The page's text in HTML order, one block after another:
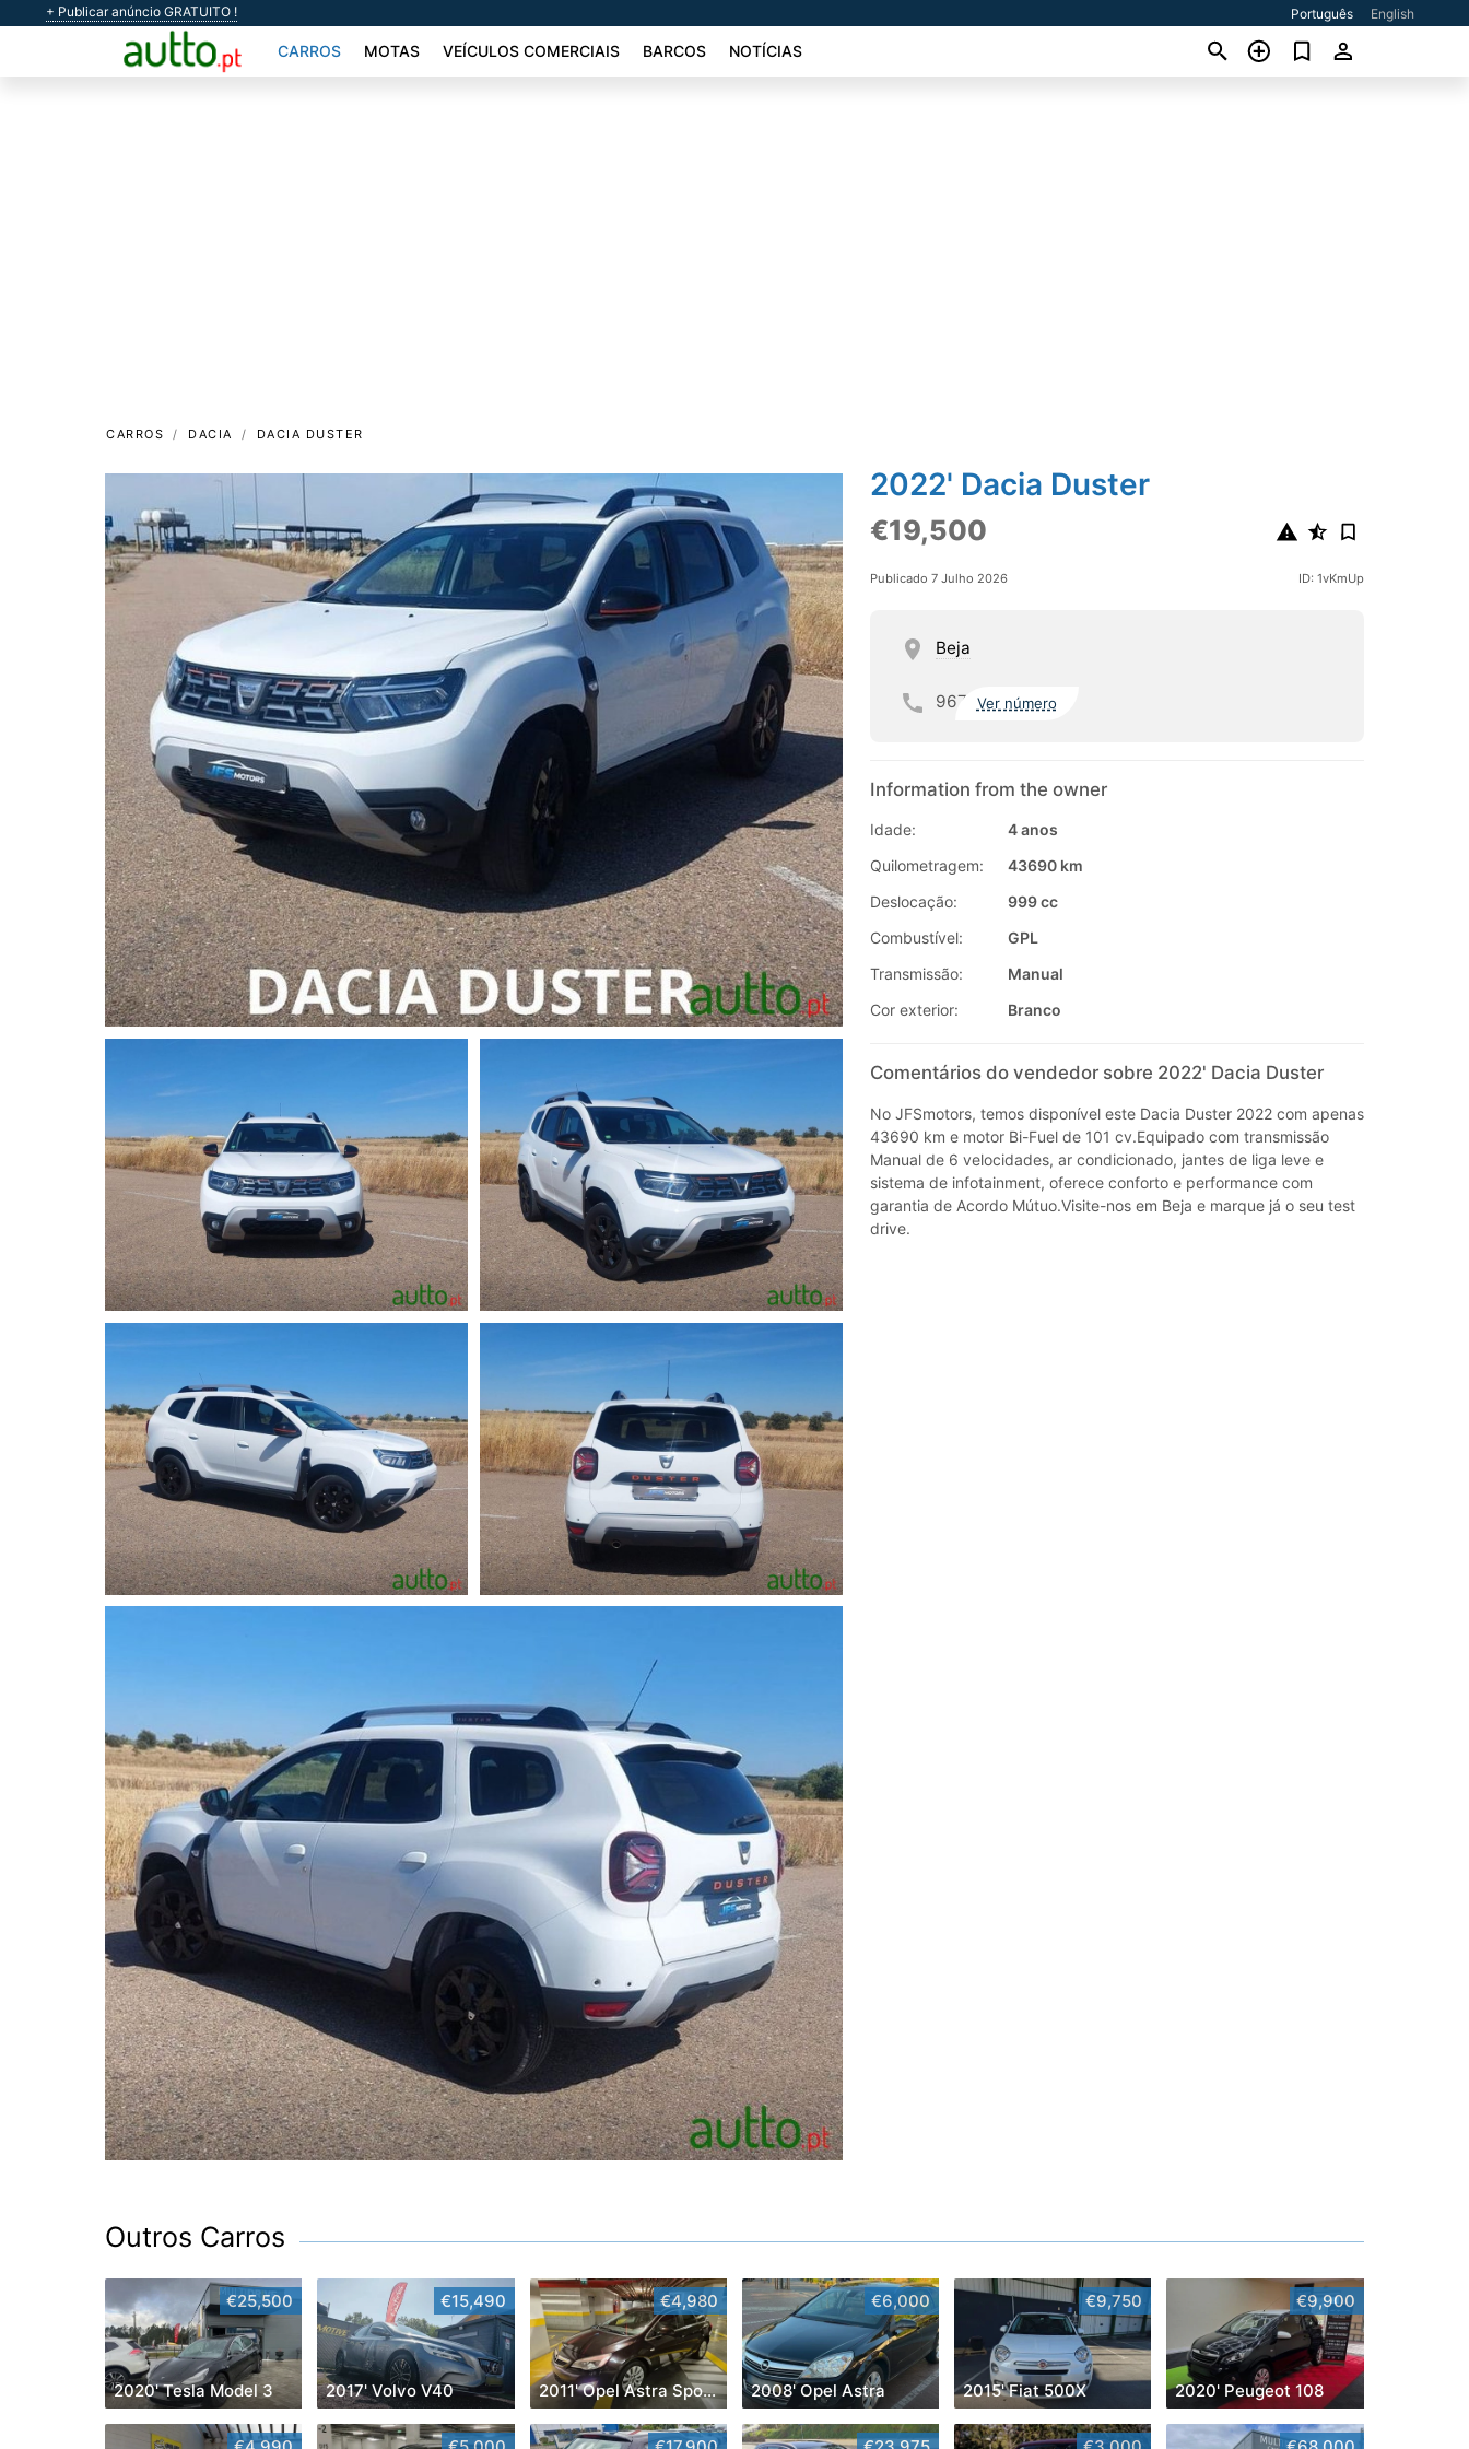
+ Publicar anúncio GRATUITO ! Português English
CARROS MOTAS VEÍCULOS COMERCIAIS BARCOS NOTÍCIAS
CARROS DACIA DACIA DUSTER
2022' Dacia Duster
€19,500
Publicado 7 Julho 2026 ID: 1vKmUp
Beja
967 Ver número
Information from the owner
Idade:
4 anos
Quilometragem:
43690 km
Deslocação:
999 cc
Combustível:
GPL
Transmissão:
Manual
Cor exterior:
Branco
Comentários do vendedor sobre 2022' Dacia Duster
No JFSmotors, temos disponível este Dacia Duster 2022 com apenas
43690 km e motor Bi-Fuel de 101 cv.Equipado com transmissão
Manual de 6 velocidades, ar condicionado, jantes de liga leve e
sistema de infotainment, oferece conforto e performance com
garantia de Acordo Mútuo.Visite-nos em Beja e marque já o seu test
drive.
Outros Carros
€25,500
2020' Tesla Model 3
€15,490
2017' Volvo V40
€4,980
2011' Opel Astra Sports Tourer
€6,000
2008' Opel Astra
€9,750
2015' Fiat 500X
€9,900
2020' Peugeot 108